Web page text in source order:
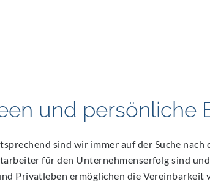
und persönliche
sind wir immer auf der Suche
für den Unternehmenserfolg sind
Privatleben ermöglichen die